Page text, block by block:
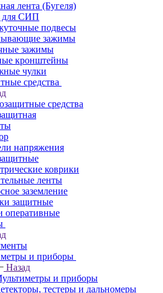
лента (Бугеля)
для СИП
подвесы
зажимы
зажимы
кронштейны
чулки
средства
средства
напряжения
коврики
ленты
заземление
защитные
оперативные
и приборы
Назад
и приборы
тестеры и дальномеры